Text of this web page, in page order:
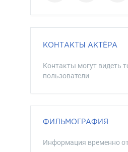
КОНТАКТЫ АКТЁРА
Контакты могут видеть
пользователи
ФИЛЬМОГРАФИЯ
Информация временно